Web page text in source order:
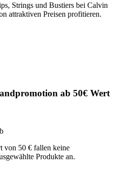
Strings und Bustiers bei Calvin
attraktiven Preisen profitieren.
ab 50€ Wert
von 50 € fallen keine
Produkte an.